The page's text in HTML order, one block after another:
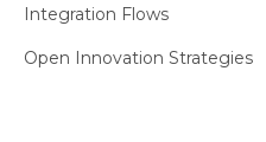
Integration Flows
Open Innovation Strategies